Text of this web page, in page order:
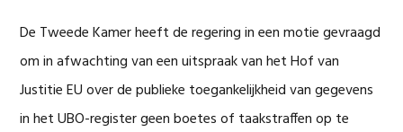
De Tweede Kamer heeft de regering in een motie gevraagd
om in afwachting van een uitspraak van het Hof van
Justitie EU over de publieke toegankelijkheid van gegevens
in het UBO-register geen boetes of taakstraffen op te